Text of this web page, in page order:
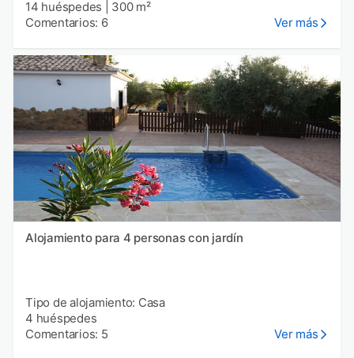
14 huéspedes
300 m²
Comentarios: 6
Ver más
Alojamiento para 4 personas con jardín
Tipo de alojamiento: Casa
4 huéspedes
Comentarios: 5
Ver más